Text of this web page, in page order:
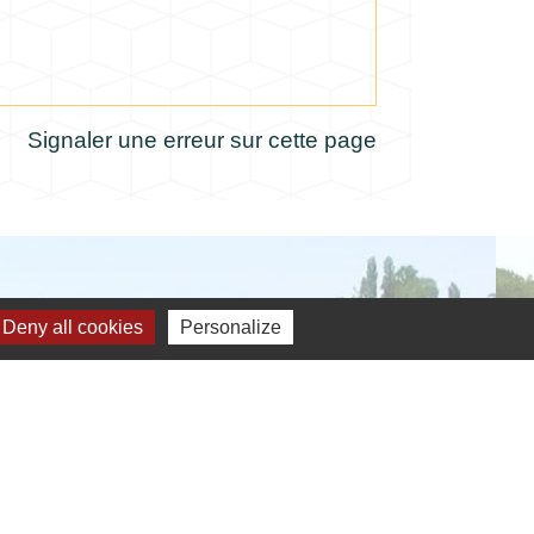
Signaler une erreur sur cette page
Deny all cookies Personalize